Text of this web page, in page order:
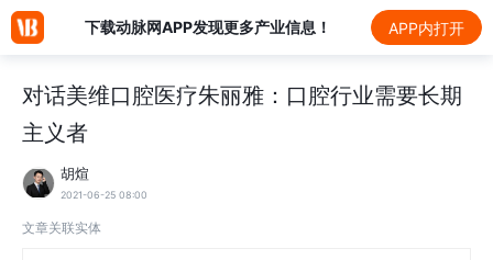
下载动脉网APP发现更多产业信息！ APP内打开
对话美维口腔医疗朱丽雅：口腔行业需要长期
主义者
胡煊
2021-06-25 08:00
文章关联实体